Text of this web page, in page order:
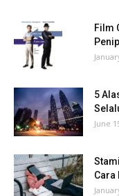
Film
5
June
Cara